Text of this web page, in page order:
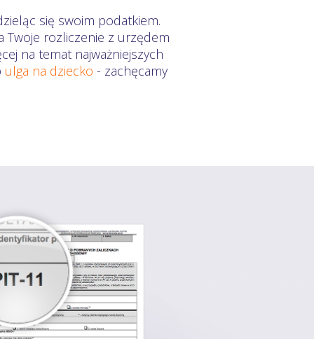
się swoim podatkiem.
Twoje rozliczenie z urzędem
na temat najważniejszych
ulga na dziecko - zachęcamy